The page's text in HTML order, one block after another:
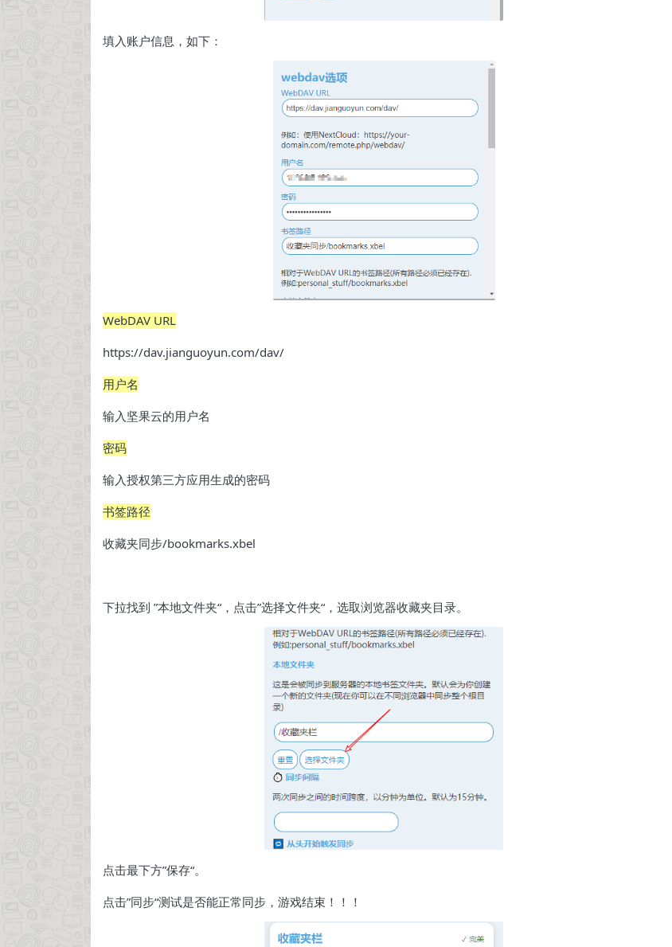
填入账户信息，如下：
WebDAV URL
https://dav.jianguoyun.com/dav/
用户名
输入坚果云的用户名
密码
输入授权第三方应用生成的密码
书签路径
收藏夹同步/bookmarks.xbel
下拉找到 ”本地文件夹“，点击”选择文件夹“，选取浏览器收藏夹目录。
点击最下方”保存“。
点击”同步“测试是否能正常同步，游戏结束！！！